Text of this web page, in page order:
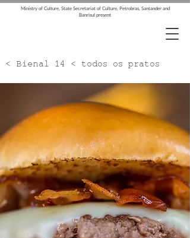
Ministry of Culture, State Secretariat of Culture, Petrobras, Santander and
Banrisul present
< Bienal 14 < todos os pratos